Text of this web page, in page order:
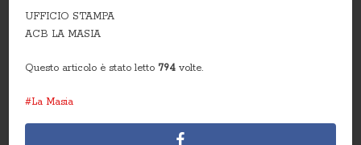
UFFICIO STAMPA
ACB LA MASIA
Questo articolo è stato letto 794 volte.
La Masia